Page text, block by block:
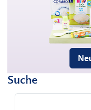
Suche